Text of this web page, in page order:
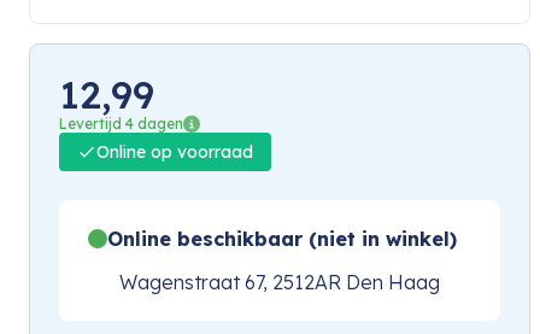
12,99
Levertijd 4 dagen
Online op voorraad
Online beschikbaar (niet in winkel)
Wagenstraat 67, 2512AR Den Haag